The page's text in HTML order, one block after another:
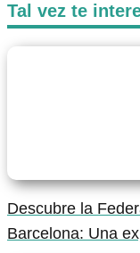
Tal vez te
Descubre la
Barcelona: Una